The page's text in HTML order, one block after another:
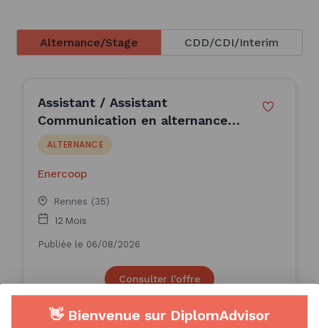
Alternance/Stage CDD/CDI/Interim
Assistant / Assistant
Communication en alternance
(H/F)
ALTERNANCE
Enercoop
Rennes (35)
12 Mois
Publiée le 06/08/2026
Consulter l'offre
👋 Bienvenue sur DiplomAdvisor